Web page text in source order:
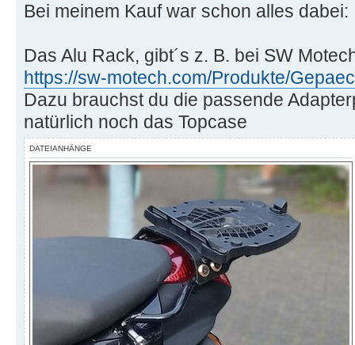
Bei meinem Kauf war schon alles dabei:
Das Alu Rack, gibt´s z. B. bei SW
https://sw-motech.com/Produkte/
Dazu brauchst du die passende
natürlich noch das Topcase
DATEIANHÄNGE